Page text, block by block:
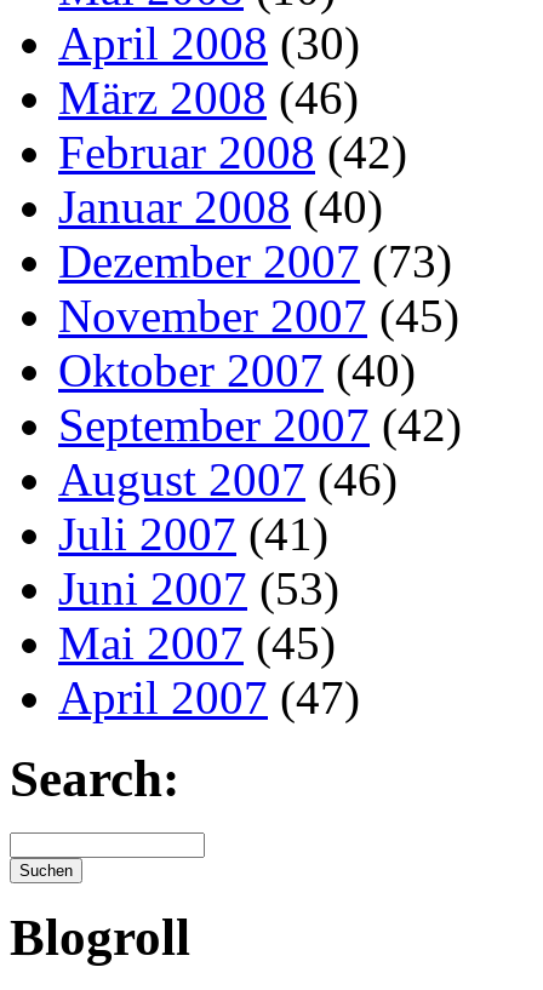
April 2008 (30)
März 2008 (46)
Februar 2008 (42)
Januar 2008 (40)
Dezember 2007 (73)
November 2007 (45)
Oktober 2007 (40)
September 2007 (42)
August 2007 (46)
Juli 2007 (41)
Juni 2007 (53)
Mai 2007 (45)
April 2007 (47)
Search:
Blogroll